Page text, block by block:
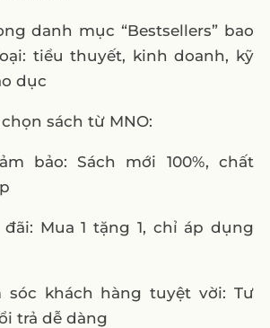
danh mục “Bestsellers” bao
tiểu thuyết, kinh doanh, kỹ
dục
sách từ MNO:
bảo: Sách mới 100%, chất
Mua 1 tặng 1, chỉ áp dụng
sóc khách hàng tuyệt vời: Tư
trả dễ dàng